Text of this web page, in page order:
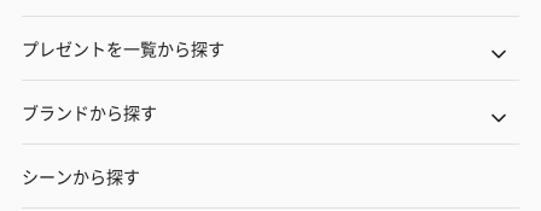
プレゼントを一覧から探す
ブランドから探す
シーンから探す